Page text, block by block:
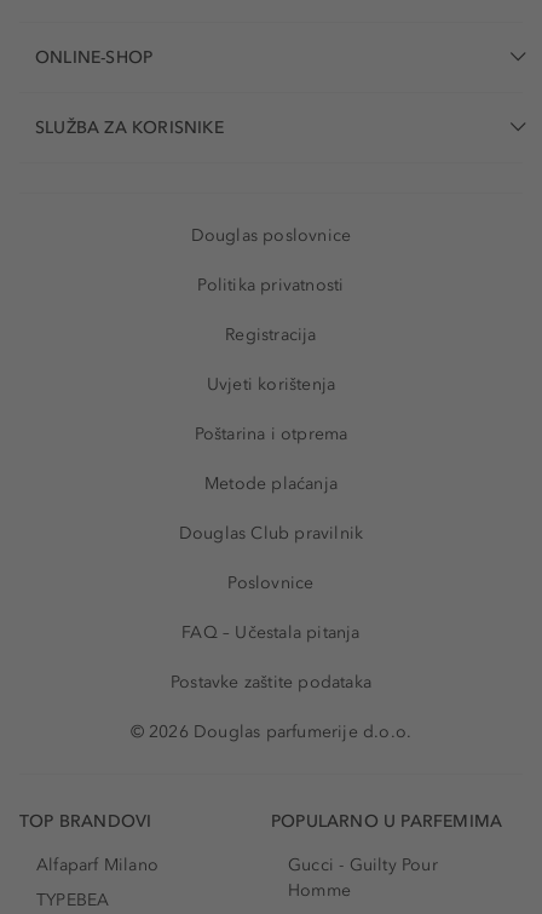
ONLINE-SHOP
SLUŽBA ZA KORISNIKE
Douglas poslovnice
Politika privatnosti
Registracija
Uvjeti korištenja
Poštarina i otprema
Metode plaćanja
Douglas Club pravilnik
Poslovnice
FAQ – Učestala pitanja
Postavke zaštite podataka
© 2026 Douglas parfumerije d.o.o.
TOP BRANDOVI
Alfaparf Milano
TYPEBEA
POPULARNO U PARFEMIMA
Gucci - Guilty Pour
Homme